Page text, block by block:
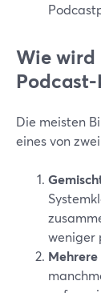
Wie wird
Die meisten
eines von
weniger